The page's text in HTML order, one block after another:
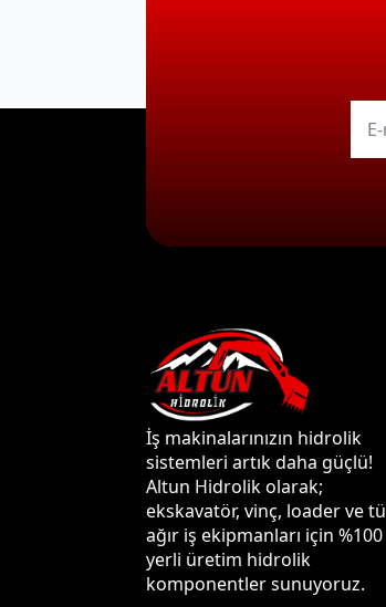
E-
mail
İş makinalarınızın hidrolik
sistemleri artık daha güçlü!
Altun Hidrolik olarak;
ekskavatör, vinç, loader ve
ağır iş ekipmanları için %100
yerli üretim hidrolik
komponentler sunuyoruz.